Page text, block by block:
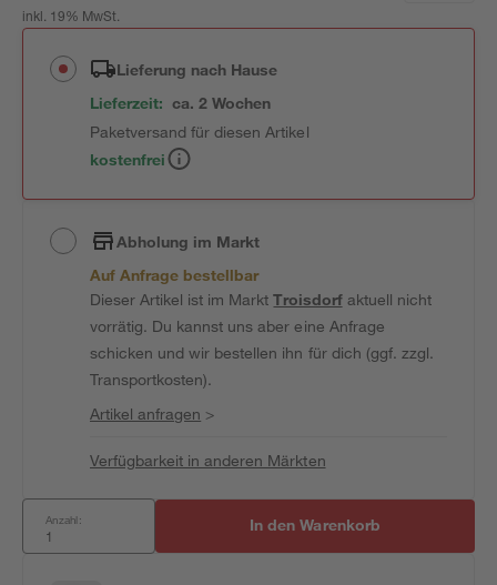
inkl. 19% MwSt.
Lieferung nach Hause
Lieferzeit: ca. 2 Wochen
Paketversand für diesen Artikel
kostenfrei
Abholung im Markt
Auf Anfrage bestellbar
Dieser Artikel ist im MarktTroisdorfaktuell nicht
vorrätig. Du kannst uns aber eine Anfrage
schicken und wir bestellen ihn für dich (ggf. zzgl.
Transportkosten).
Artikel anfragen >
Verfügbarkeit in anderen Märkten
Anzahl: In den Warenkorb